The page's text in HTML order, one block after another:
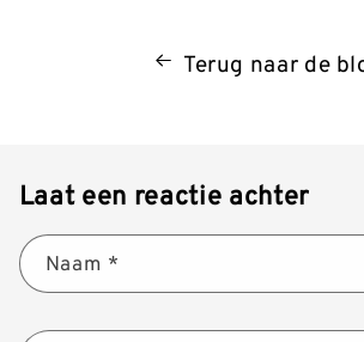
Terug naar de
Laat een reactie achter
Naam *